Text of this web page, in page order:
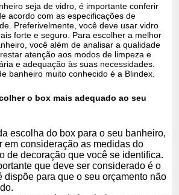
seja de vidro, é importante conferir
acordo com as especificações de
Preferivelmente, você deve usar vidro
forte e seguro. Para escolher a melhor
você além de analisar a qualidade
atenção aos modos de limpeza e
e adequação às suas necessidades.
banheiro muito conhecido é a Blindex.
o box mais adequado ao seu
escolha do box para o seu banheiro,
em consideração as medidas do
de decoração que você se identifica.
que deve ser considerado é o
dispõe para que o seu orçamento não